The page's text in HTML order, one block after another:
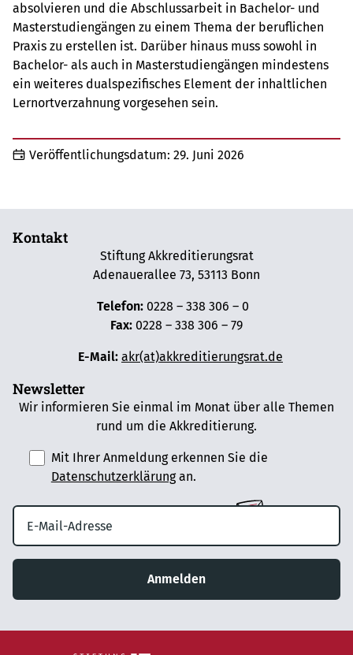
absolvieren und die Abschlussarbeit in Bachelor- und
Masterstudiengängen zu einem Thema der beruflichen
Praxis zu erstellen ist. Darüber hinaus muss sowohl in
Bachelor- als auch in Masterstudiengängen mindestens
ein weiteres dualspezifisches Element der inhaltlichen
Lernortverzahnung vorgesehen sein.
Veröffentlichungsdatum: 29. Juni 2026
Kontakt
Stiftung Akkreditierungsrat
Adenauerallee 73, 53113 Bonn
Telefon:0228 – 338 306 – 0
Fax: 0228 – 338 306 – 79
E-Mail: akr(at)akkreditierungsrat.de
Newsletter
Wir informieren Sie einmal im Monat über alle Themen
rund um die Akkreditierung.
Mit Ihrer Anmeldung erkennen Sie die
Datenschutzerklärungan.
Anmelden